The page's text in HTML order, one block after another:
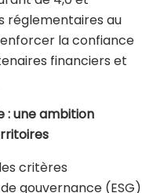
réglementaires au
la confiance
financiers et
: une ambition
critères
gouvernance (ESG)